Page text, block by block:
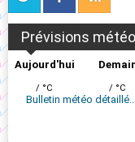
Prévisions météo
Aujourd'hui
/ °C / °C
Bulletin météo